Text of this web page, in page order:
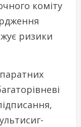
коміту
ризики